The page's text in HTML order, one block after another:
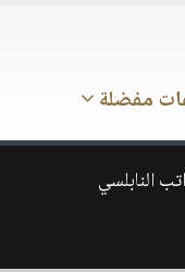
مفضلة
النابلسي